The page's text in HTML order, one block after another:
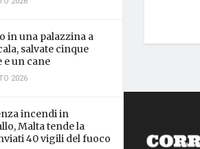
in una palazzina a
salvate cinque
e un cane
2026
incendi in
Malta tende la
40 vigili del fuoco